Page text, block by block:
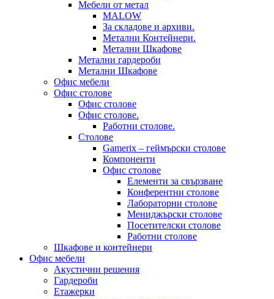
Мебели от метал
MALOW
За складове и архиви.
Метални Контейнери.
Метални Шкафове
Метални гардероби
Метални Шкафове
Офис мебели
Офис столове
Офис столове
Офис столове.
Работни столове.
Столове
Gamerix – геймърски столове
Компоненти
Офис столове
Елементи за свързване
Конферентни столове
Лабораторни столове
Мениджърски столове
Посетителски столове
Работни столове
Шкафове и контейнери
Офис мебели
Акустични решения
Гардероби
Етажерки